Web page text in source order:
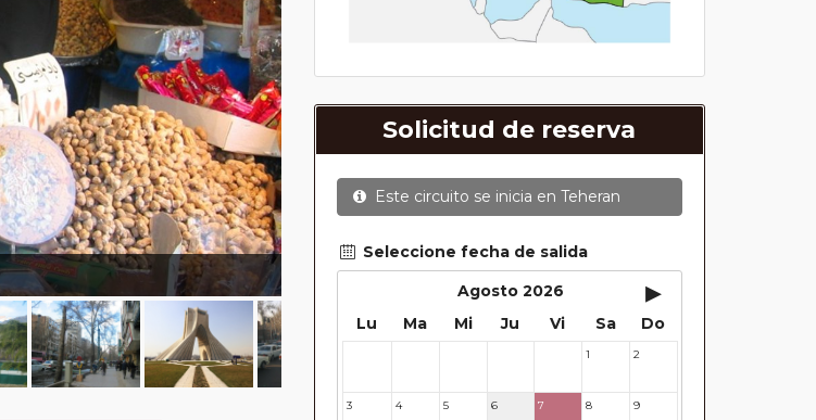
Solicitud de reserva
Este circuito se inicia en Teheran
Seleccione fecha de salida
Agosto 2026
▸
Lu Ma Mi Ju Vi Sa Do
1 2
3 4 5 6 7 8 9